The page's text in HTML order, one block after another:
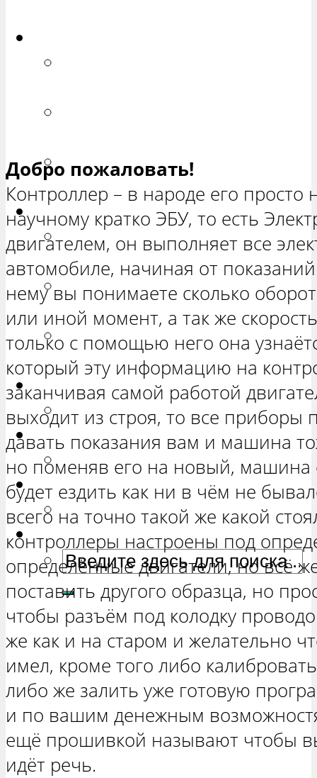
РЕМОНТ ВАЗ 2172 «ПРИОРА
ХЕТЧБЭК»
Нива
РЕМОНТ ВАЗ 21213 «НИВА
ТРЕХ-ДВЕРНАЯ»
ВАЗ 21214 «НИВА ТРЕХ-
ДВЕРНАЯ»
РЕМОНТ ВАЗ 2131 «НИВА
ЧЕТЫРЕХ-ДВЕРНАЯ»
Гранта
РЕМОНТ ВАЗ 2190 «ГРАНТА»
Ока
РЕМОНТ ВАЗ 1111 «ОКА»
Ларгус
РЕМОНТ ЛАДА ЛАРГУС
Добро пожаловать!
Контроллер – в народе его
научному кратко ЭБУ, то есть
двигателем, он выполняет все
автомобиле, начиная от
нему вы понимаете сколько
или иной момент, а так же
только с помощью него она
который эту информацию на
заканчивая самой работой
выходит из строя, то все
давать показания вам и машина
но поменяв его на новый, машина
будет ездить как ни в чём не
всего на точно такой же какой
контроллеры настроены под
определённые двигатели, но всё
поставить другого образца, но
чтобы разъём под колодку
же как и на старом и желательно
имел, кроме того либо
либо же залить уже готовую
и по вашим денежным
ещё прошивкой называют чтобы
идёт речь.